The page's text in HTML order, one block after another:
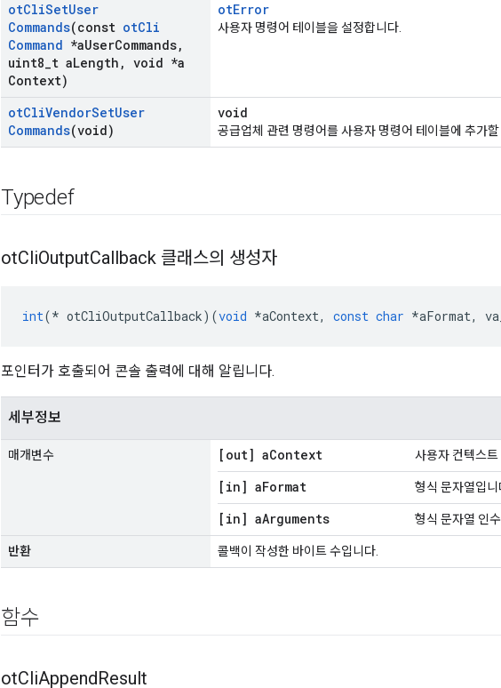
otCliSetUser
Commands(const otCli
Command *aUserCommands,
uint8 t aLength , void *a
Context)
otError
사용자 명령어 테이블을 설정합니다.
otCliVendorSetUser
Commands(void)
void
공급업체 관련 명령어를 사용자 명령어 테이블에 추가
Typedef
otCliOutputCallback 클래스의 생성자
int(* otCliOutputCallback)(void *aContext, const char *aFormat,
포인터가 호출되어 콘솔 출력에 대해 알립니다.
세부정보
매개변수 [out] aContext 사용자 컨텍스트
[in] aFormat 형식 문자열입니
[in] aArguments 형식 문자열 인
반환 콜백이 작성한 바이트 수입니다.
함수
otCliAppendResult